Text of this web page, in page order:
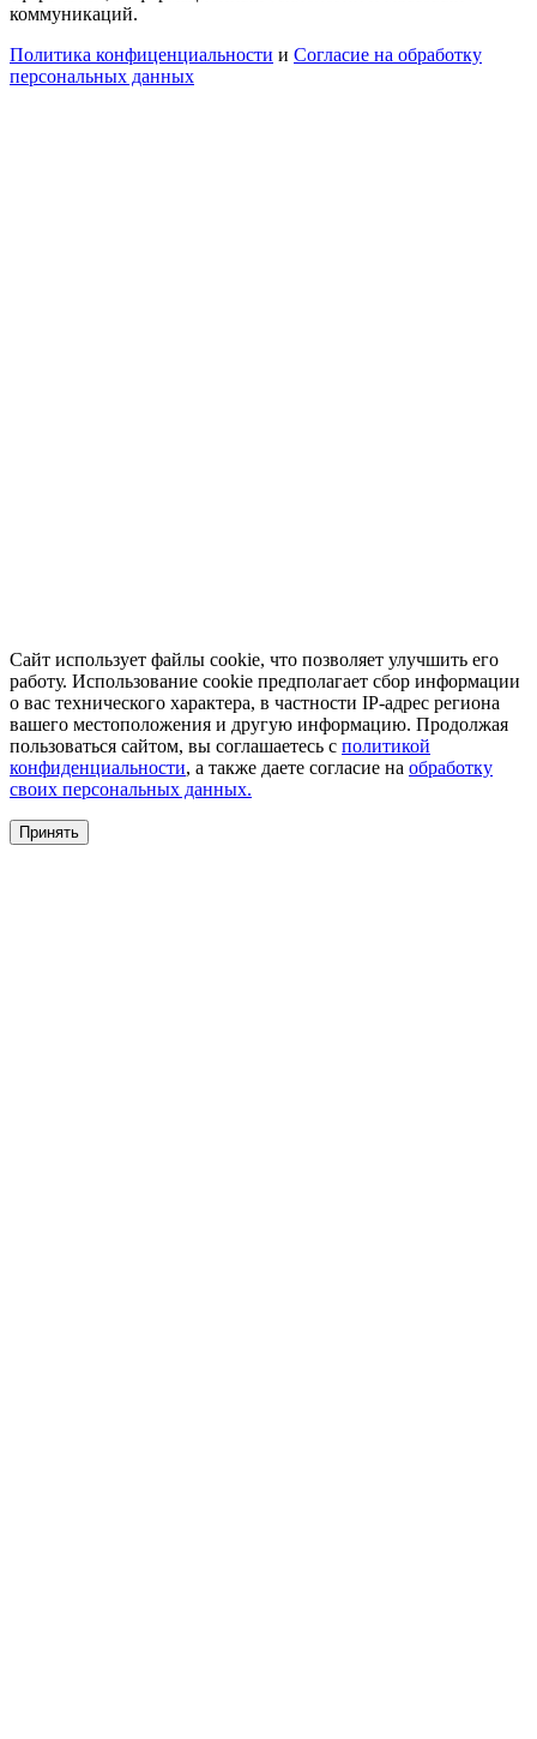
коммуникаций.
Политика конфиценциальности и Согласие на обработку
персональных данных
Сайт использует файлы cookie, что позволяет улучшить его
работу. Использование cookie предполагает сбор информации
о вас технического характера, в частности IP-адрес региона
вашего местоположения и другую информацию. Продолжая
пользоваться сайтом, вы соглашаетесь с политикой
конфиденциальности, а также даете согласие на обработку
своих персональных данных.
Принять